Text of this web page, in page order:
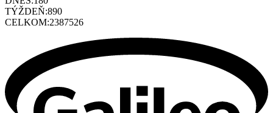
TÝŽDEŇ:890
CELKOM:2387526